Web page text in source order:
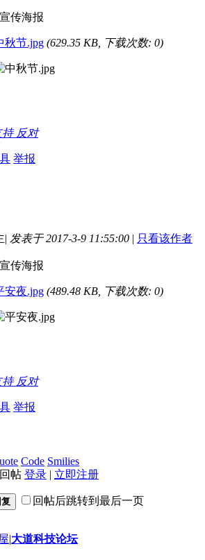
传海报
秋节.jpg (629.35 KB, 下载次数: 0)
持 反对
举报
| 发表于 2017-3-9 11:55:00 | 只看该作者
传海报
安夜.jpg (489.48 KB, 下载次数: 0)
持 反对
举报
Code Smilies
帖 登录 | 立即注册
回帖后跳转到最后一页
|大道科技论坛